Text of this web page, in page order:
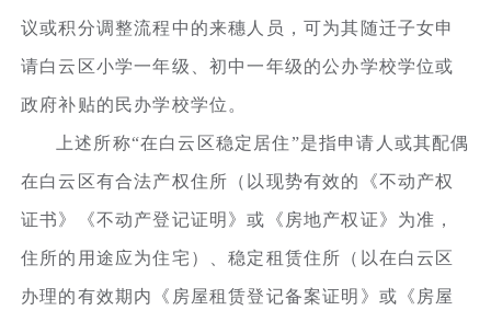
议或积分调整流程中的来穗人员，可为其随迁子女申
请白云区小学一年级、初中一年级的公办学校学位或
政府补贴的民办学校学位。
上述所称“在白云区稳定居住”是指申请人或其配偶
在白云区有合法产权住所（以现势有效的《不动产权
证书》《不动产登记证明》或《房地产权证》为准，
住所的用途应为住宅）、稳定租赁住所（以在白云区
办理的有效期内《房屋租赁登记备案证明》或《房屋